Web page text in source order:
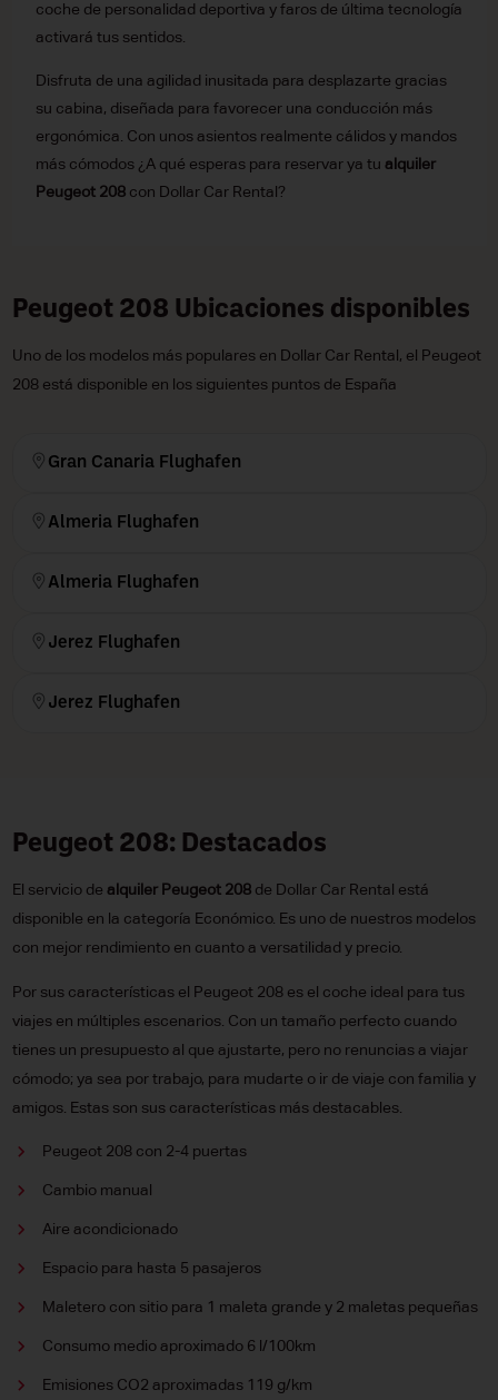
coche de personalidad deportiva y faros de última tecnología
activará tus sentidos.
Disfruta de una agilidad inusitada para desplazarte gracias
su cabina, diseñada para favorecer una conducción más
ergonómica. Con unos asientos realmente cálidos y mandos
más cómodos ¿A qué esperas para reservar ya tu alquiler
Peugeot 208con Dollar Car Rental?
Peugeot 208 Ubicaciones disponibles
Uno de los modelos más populares en Dollar Car Rental, el Peugeot
208 está disponible en los siguientes puntos de España
Gran Canaria Flughafen
Almeria Flughafen
Almeria Flughafen
Jerez Flughafen
Jerez Flughafen
Peugeot 208: Destacados
El servicio de alquiler Peugeot 208de Dollar Car Rental está
disponible en la categoría Económico. Es uno de nuestros modelos
con mejor rendimiento en cuanto a versatilidad y precio.
Por sus características el Peugeot 208 es el coche ideal para tus
viajes en múltiples escenarios. Con un tamaño perfecto cuando
tienes un presupuesto al que ajustarte, pero no renuncias a viajar
cómodo; ya sea por trabajo, para mudarte o ir de viaje con familia y
amigos. Estas son sus características más destacables.
Peugeot 208 con 2-4 puertas
Cambio manual
Aire acondicionado
Espacio para hasta 5 pasajeros
Maletero con sitio para 1 maleta grande y 2 maletas pequeñas
Consumo medio aproximado 6 l/100km
Emisiones CO2 aproximadas 119 g/km